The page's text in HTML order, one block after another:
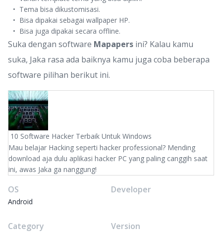
Tema bisa dikustomisasi.
Bisa dipakai sebagai wallpaper HP.
Bisa juga dipakai secara offline.
Suka dengan software Mapapers ini? Kalau kamu
suka, Jaka rasa ada baiknya kamu juga coba beberapa
software pilihan berikut ini.
10 Software Hacker Terbaik Untuk Windows
Mau belajar Hacking seperti hacker professional? Mending
download aja dulu aplikasi hacker PC yang paling canggih saat
ini, awas Jaka ga nanggung!
OS
Android
Developer
Category Version